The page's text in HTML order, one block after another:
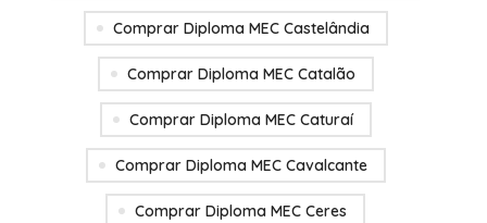
Comprar Diploma MEC Castelândia
Comprar Diploma MEC Catalão
Comprar Diploma MEC Caturaí
Comprar Diploma MEC Cavalcante
Comprar Diploma MEC Ceres